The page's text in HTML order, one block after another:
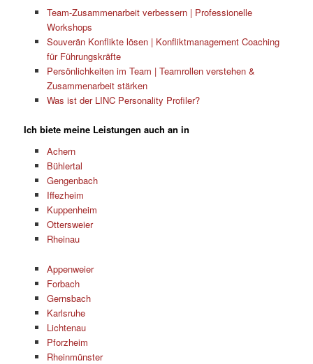
Team-Zusammenarbeit verbessern | Professionelle
Workshops
Souverän Konflikte lösen | Konfliktmanagement Coaching
für Führungskräfte
Persönlichkeiten im Team | Teamrollen verstehen &
Zusammenarbeit stärken
Was ist der LINC Personality Profiler?
Ich biete meine Leistungen auch an in
Achern
Bühlertal
Gengenbach
Iffezheim
Kuppenheim
Ottersweier
Rheinau
Appenweier
Forbach
Gernsbach
Karlsruhe
Lichtenau
Pforzheim
Rheinmünster